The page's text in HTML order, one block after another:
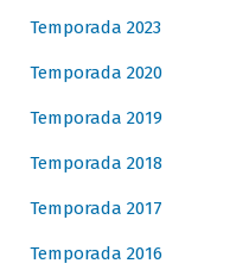
Temporada 2023
Temporada 2020
Temporada 2019
Temporada 2018
Temporada 2017
Temporada 2016